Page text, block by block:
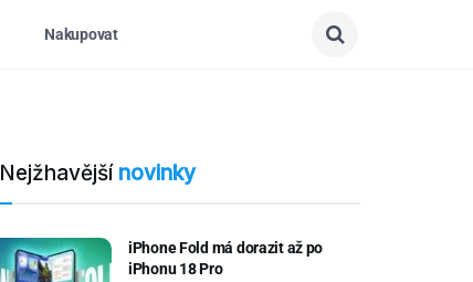
Nakupovat
Nejžhavějšínovinky
iPhone Fold má dorazit až po
iPhonu 18 Pro